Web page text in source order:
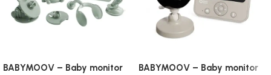
BABYMOOV – Baby monitor
BABYMOOV – Baby monitor